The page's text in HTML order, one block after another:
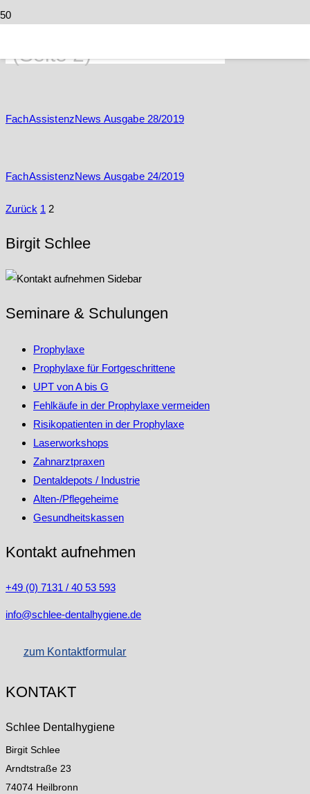
(Seite 2)
FachAssistenzNews Ausgabe 28/2019
FachAssistenzNews Ausgabe 24/2019
Zurück 1 2
Birgit Schlee
Seminare & Schulungen
Prophylaxe
Prophylaxe für Fortgeschrittene
UPT von A bis G
Fehlkäufe in der Prophylaxe vermeiden
Risikopatienten in der Prophylaxe
Laserworkshops
Zahnarztpraxen
Dentaldepots / Industrie
Alten-/Pflegeheime
Gesundheitskassen
Kontakt aufnehmen
+49 (0) 7131 / 40 53 593
info@schlee-dentalhygiene.de
zum Kontaktformular
KONTAKT
Schlee Dentalhygiene
Birgit Schlee
Arndtstraße 23
74074 Heilbronn